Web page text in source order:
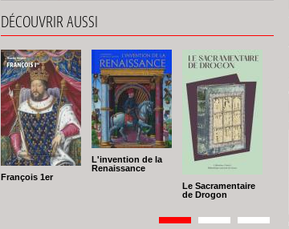
DÉCOUVRIR AUSSI
François 1er
L'invention de la
Renaissance
Le Sacramentaire
de Drogon
Pagination
Page
1 Page
2 Page
3